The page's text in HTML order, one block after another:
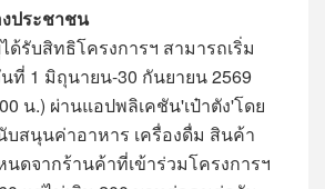
ประชาชน
บสิทธิโครงการฯ สามารถเริ่ม
ที่ 1 มิถุนายน-30 กันยายน 2569
น.) ผ่านแอปพลิเคชัน'เป๋าตัง'โดย
บสนุนค่าอาหาร เครื่องดื่ม สินค้า
ดจากร้านค้าที่เข้าร่วมโครงการฯ